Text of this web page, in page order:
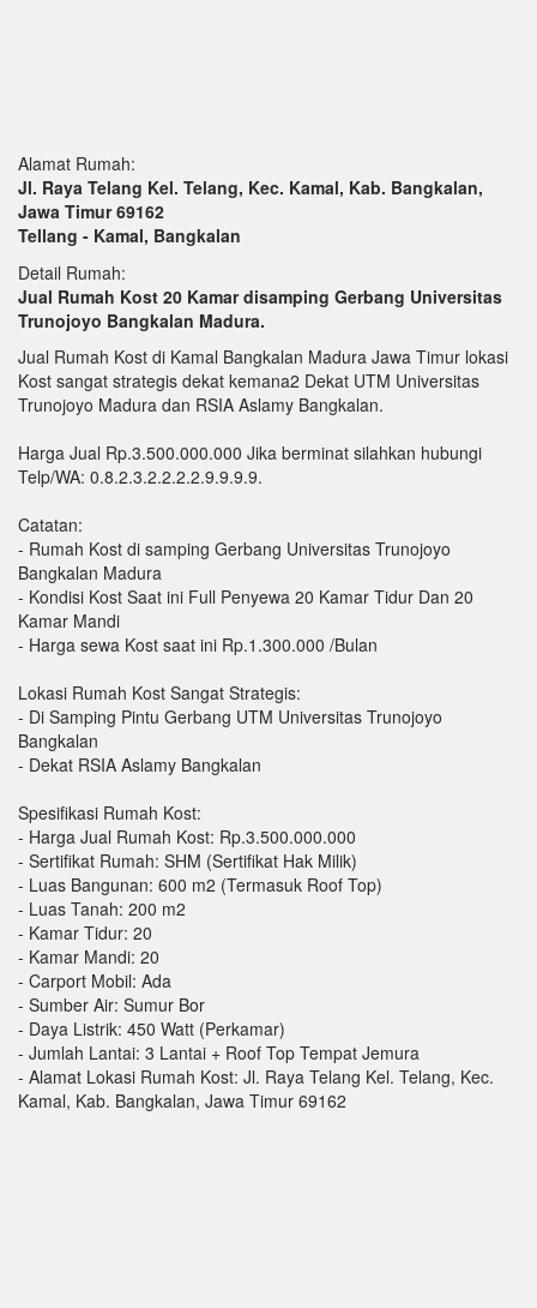
Alamat Rumah:
Jl. Raya Telang Kel. Telang, Kec. Kamal, Kab. Bangkalan,
Jawa Timur 69162
Tellang - Kamal, Bangkalan
Detail Rumah:
Jual Rumah Kost 20 Kamar disamping Gerbang Universitas
Trunojoyo Bangkalan Madura.
Jual Rumah Kost di Kamal Bangkalan Madura Jawa Timur lokasi
Kost sangat strategis dekat kemana2 Dekat UTM Universitas
Trunojoyo Madura dan RSIA Aslamy Bangkalan.
Harga Jual Rp.3.500.000.000 Jika berminat silahkan hubungi
Telp/WA: 0.8.2.3.2.2.2.2.9.9.9.9.
Catatan:
- Rumah Kost di samping Gerbang Universitas Trunojoyo
Bangkalan Madura
- Kondisi Kost Saat ini Full Penyewa 20 Kamar Tidur Dan 20
Kamar Mandi
- Harga sewa Kost saat ini Rp.1.300.000 /Bulan
Lokasi Rumah Kost Sangat Strategis:
- Di Samping Pintu Gerbang UTM Universitas Trunojoyo
Bangkalan
- Dekat RSIA Aslamy Bangkalan
Spesifikasi Rumah Kost:
- Harga Jual Rumah Kost: Rp.3.500.000.000
- Sertifikat Rumah: SHM (Sertifikat Hak Milik)
- Luas Bangunan: 600 m2 (Termasuk Roof Top)
- Luas Tanah: 200 m2
- Kamar Tidur: 20
- Kamar Mandi: 20
- Carport Mobil: Ada
- Sumber Air: Sumur Bor
- Daya Listrik: 450 Watt (Perkamar)
- Jumlah Lantai: 3 Lantai + Roof Top Tempat Jemura
- Alamat Lokasi Rumah Kost: Jl. Raya Telang Kel. Telang, Kec.
Kamal, Kab. Bangkalan, Jawa Timur 69162